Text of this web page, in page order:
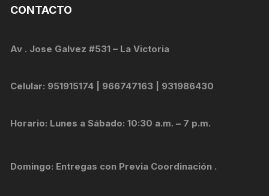
CONTACTO
Av . Jose Galvez #531 – La Victoria
Celular: 951915174 | 966747163 | 931986430
Horario: Lunes a Sábado: 10:30 a.m. – 7 p.m.
Domingo: Entregas con Previa Coordinación .